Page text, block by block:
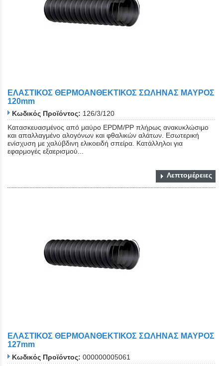
ΕΛΑΣΤΙΚΟΣ ΘΕΡΜΟΑΝΘΕΚΤΙΚΟΣ ΣΩΛΗΝΑΣ ΜΑΥΡΟΣ
120mm
Κωδικός Προϊόντος: 126/3/120
Κατασκευασμένος από μαύρο EPDM/PP πλήρως ανακυκλώσιμο
και απαλλαγμένο αλογόνων και φθαλικών αλάτων. Εσωτερική
ενίσχυση με χαλύβδινη ελικοειδή σπείρα. Κατάλληλοι για
εφαρμογές εξαερισμού...
Λεπτομέρειες
ΕΛΑΣΤΙΚΟΣ ΘΕΡΜΟΑΝΘΕΚΤΙΚΟΣ ΣΩΛΗΝΑΣ ΜΑΥΡΟΣ
127mm
Κωδικός Προϊόντος: 000000005061